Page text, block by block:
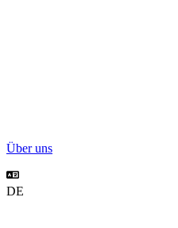
Über uns
DE